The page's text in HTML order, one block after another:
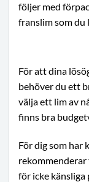
följer med
franslim som du
För att dina
behöver du ett
välja ett lim av
finns bra
För dig som har
för icke